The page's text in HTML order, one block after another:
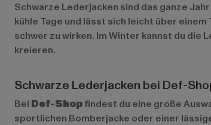
Schwarze Lederjacken sind das ganze
kühle Tage und lässt sich leicht über
schwer zu wirken. Im Winter kannst du die
kreieren.
Schwarze Lederjacken bei Def-
Bei Def-Shopfindest du eine große
sportlichen Bomberjacke oder einer